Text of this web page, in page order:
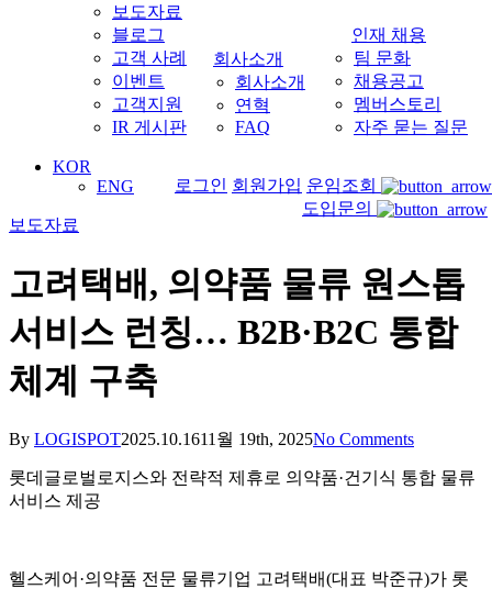
보도자료
블로그
고객 사례
이벤트
고객지원
IR 게시판
회사소개
회사소개
연혁
FAQ
인재 채용
팀 문화
채용공고
멤버스토리
자주 묻는 질문
로그인 회원가입 운임조회
도입문의
KOR
ENG
보도자료
고려택배, 의약품 물류 원스톱
서비스 런칭… B2B·B2C 통합
체계 구축
By LOGISPOT2025.10.1611월 19th, 2025No Comments
롯데글로벌로지스와 전략적 제휴로 의약품·건기식 통합 물류
서비스 제공
헬스케어·의약품 전문 물류기업 고려택배(대표 박준규)가 롯